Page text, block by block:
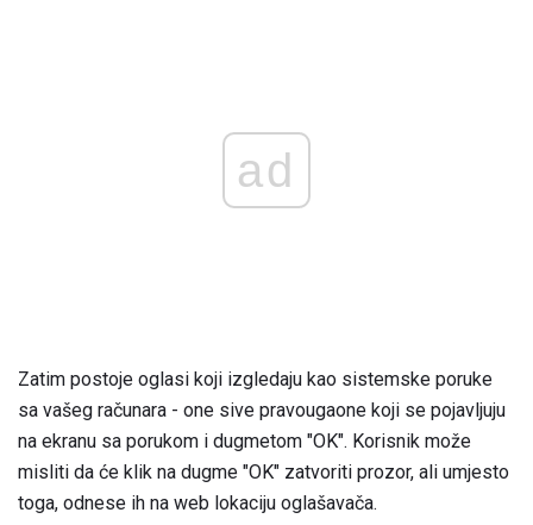
ad
Zatim postoje oglasi koji izgledaju kao sistemske poruke
sa vašeg računara - one sive pravougaone koji se pojavljuju
na ekranu sa porukom i dugmetom "OK". Korisnik može
misliti da će klik na dugme "OK" zatvoriti prozor, ali umjesto
toga, odnese ih na web lokaciju oglašavača.